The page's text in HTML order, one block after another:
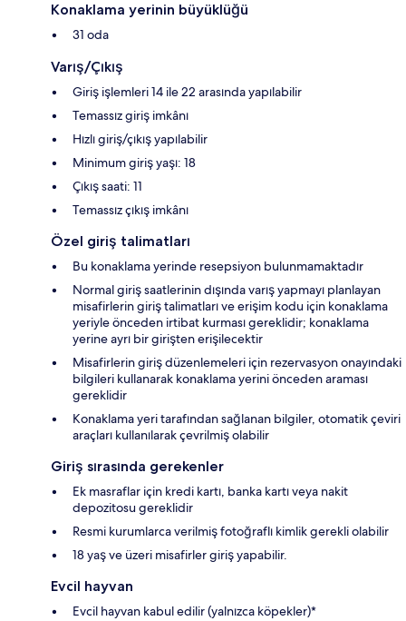
Konaklama yerinin büyüklüğü
31 oda
Varış/Çıkış
Giriş işlemleri 14 ile 22 arasında yapılabilir
Temassız giriş imkânı
Hızlı giriş/çıkış yapılabilir
Minimum giriş yaşı: 18
Çıkış saati: 11
Temassız çıkış imkânı
Özel giriş talimatları
Bu konaklama yerinde resepsiyon bulunmamaktadır
Normal giriş saatlerinin dışında varış yapmayı planlayan
misafirlerin giriş talimatları ve erişim kodu için konaklama
yeriyle önceden irtibat kurması gereklidir; konaklama
yerine ayrı bir girişten erişilecektir
Misafirlerin giriş düzenlemeleri için rezervasyon onayındaki
bilgileri kullanarak konaklama yerini önceden araması
gereklidir
Konaklama yeri tarafından sağlanan bilgiler, otomatik çeviri
araçları kullanılarak çevrilmiş olabilir
Giriş sırasında gerekenler
Ek masraflar için kredi kartı, banka kartı veya nakit
depozitosu gereklidir
Resmi kurumlarca verilmiş fotoğraflı kimlik gerekli olabilir
18 yaş ve üzeri misafirler giriş yapabilir.
Evcil hayvan
Evcil hayvan kabul edilir (yalnızca köpekler)*